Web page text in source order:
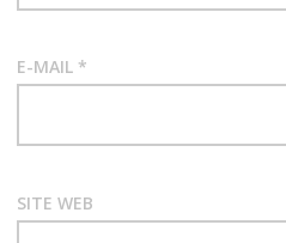
E-MAIL *
SITE WEB